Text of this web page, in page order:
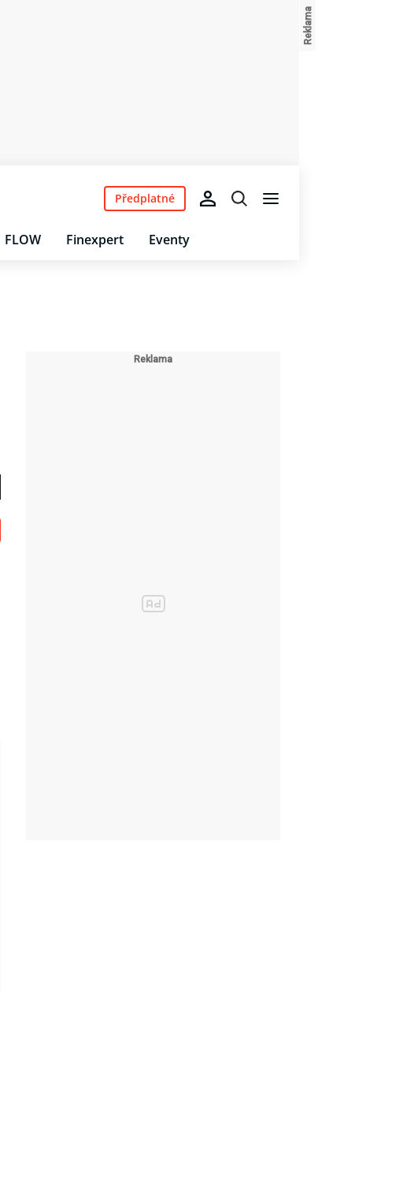
FLOW Finexpert Eventy
Předplatné